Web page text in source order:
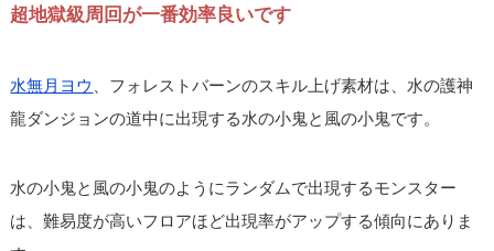
超地獄級周回が一番効率良いです
水無月ヨウ
、フォレストバーンのスキル上げ素材は、水の護神
龍ダンジョンの道中に出現する水の小鬼と風の小鬼です。
水の小鬼と風の小鬼のようにランダムで出現するモンスター
は、難易度が高いフロアほど出現率がアップする傾向にありま